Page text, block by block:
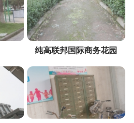
纯高联邦国际商务花园